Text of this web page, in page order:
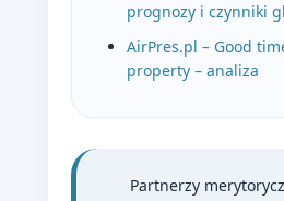
prognozy i czynniki
AirPres.pl – Good
property – analiza
Partnerzy